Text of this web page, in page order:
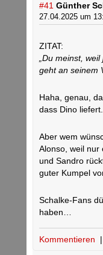
#41 Günther
27.04.2025 um
ZITAT:
„Du meinst,
geht an seinem
Haha, genau,
dass Dino liefert.
Aber wem
Alonso, weil nur
und Sandro
guter Kumpel
Schalke-Fans
haben…
Kommentieren |